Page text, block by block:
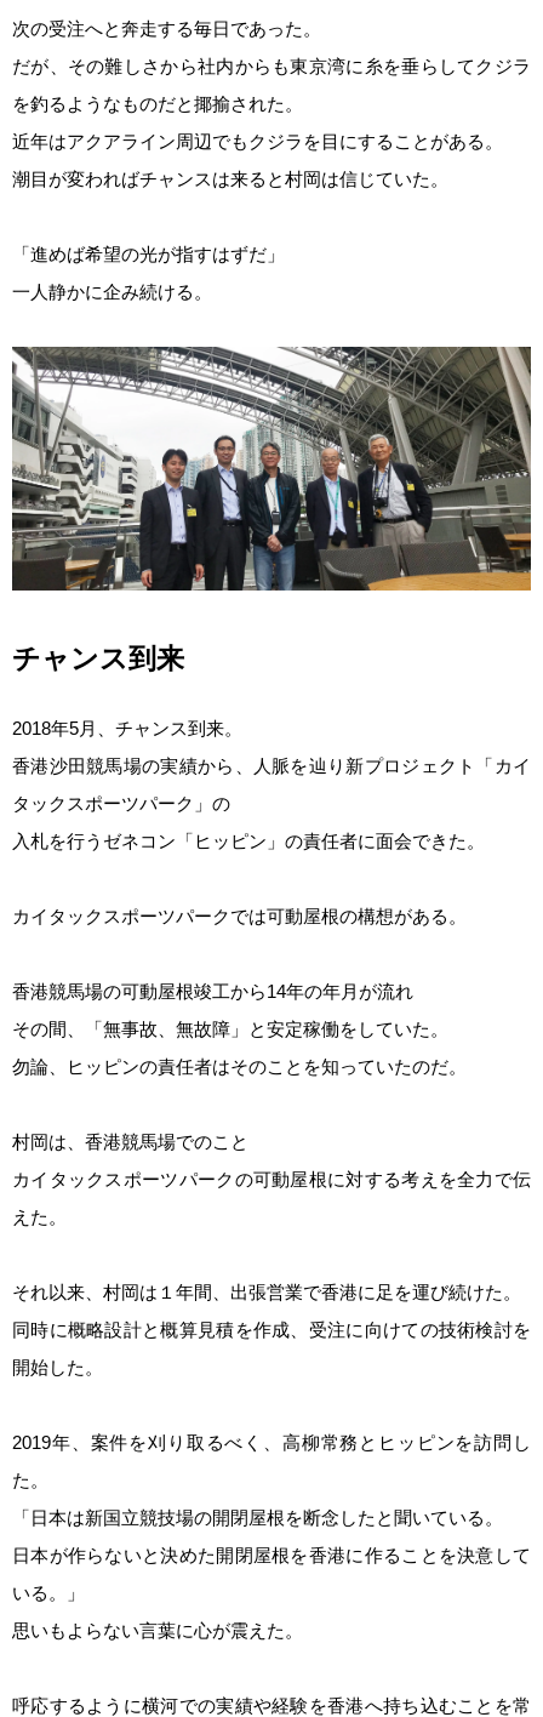
次の受注へと奔走する毎日であった。
だが、その難しさから社内からも東京湾に糸を垂らしてクジラ
を釣るようなものだと揶揄された。
近年はアクアライン周辺でもクジラを目にすることがある。
潮目が変わればチャンスは来ると村岡は信じていた。
「進めば希望の光が指すはずだ」
一人静かに企み続ける。
チャンス到来
2018年5月、チャンス到来。
香港沙田競馬場の実績から、人脈を辿り新プロジェクト「カイ
タックスポーツパーク」の
入札を行うゼネコン「ヒッピン」の責任者に面会できた。
カイタックスポーツパークでは可動屋根の構想がある。
香港競馬場の可動屋根竣工から14年の年月が流れ
その間、「無事故、無故障」と安定稼働をしていた。
勿論、ヒッピンの責任者はそのことを知っていたのだ。
村岡は、香港競馬場でのこと
カイタックスポーツパークの可動屋根に対する考えを全力で伝
えた。
それ以来、村岡は１年間、出張営業で香港に足を運び続けた。
同時に概略設計と概算見積を作成、受注に向けての技術検討を
開始した。
2019年、案件を刈り取るべく、高柳常務とヒッピンを訪問し
た。
「日本は新国立競技場の開閉屋根を断念したと聞いている。
日本が作らないと決めた開閉屋根を香港に作ることを決意して
いる。」
思いもよらない言葉に心が震えた。
呼応するように横河での実績や経験を香港へ持ち込むことを常